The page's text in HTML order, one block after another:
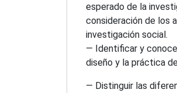
esperado de la
consideración de los
investigación social.
— Identificar y
diseño y la práctica
— Distinguir las